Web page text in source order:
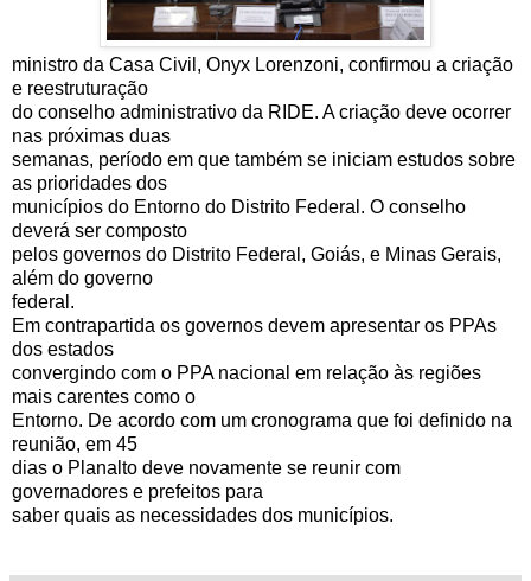
ministro da Casa Civil, Onyx Lorenzoni, confirmou a criação
e reestruturação
do conselho administrativo da RIDE. A criação deve ocorrer
nas próximas duas
semanas, período em que também se iniciam estudos sobre
as prioridades dos
municípios do Entorno do Distrito Federal. O conselho
deverá ser composto
pelos governos do Distrito Federal, Goiás, e Minas Gerais,
além do governo
federal.
Em contrapartida os governos devem apresentar os PPAs
dos estados
convergindo com o PPA nacional em relação às regiões
mais carentes como o
Entorno. De acordo com um cronograma que foi definido na
reunião, em 45
dias o Planalto deve novamente se reunir com
governadores e prefeitos para
saber quais as necessidades dos municípios.